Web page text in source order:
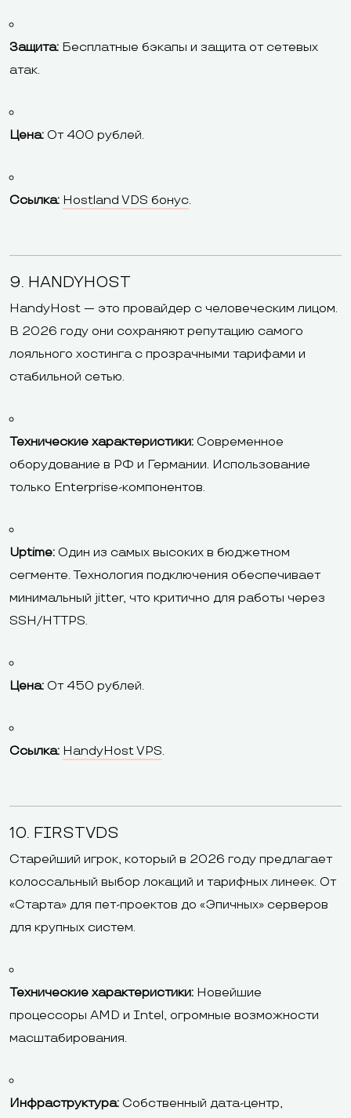
Защита: Бесплатные бэкапы и защита от сетевых
атак.
Цена: От 400 рублей.
Ссылка: Hostland VDS бонус.
9. HANDYHOST
HandyHost — это провайдер с человеческим лицом.
В 2026 году они сохраняют репутацию самого
лояльного хостинга с прозрачными тарифами и
стабильной сетью.
Технические характеристики: Современное
оборудование в РФ и Германии. Использование
только Enterprise-компонентов.
Uptime: Один из самых высоких в бюджетном
сегменте. Технология подключения обеспечивает
минимальный jitter, что критично для работы через
SSH/HTTPS.
Цена: От 450 рублей.
Ссылка: HandyHost VPS.
10. FIRSTVDS
Старейший игрок, который в 2026 году предлагает
колоссальный выбор локаций и тарифных линеек. От
«Старта» для пет-проектов до «Эпичных» серверов
для крупных систем.
Технические характеристики: Новейшие
процессоры AMD и Intel, огромные возможности
масштабирования.
Инфраструктура: Собственный дата-центр,